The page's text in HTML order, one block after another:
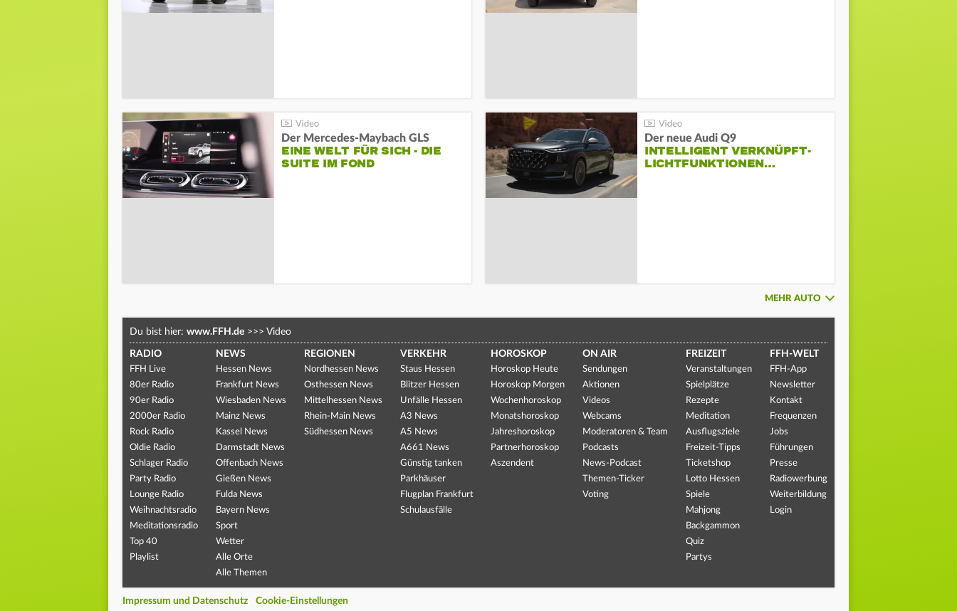
Der Mercedes‑Maybach GLS
EINE WELT FÜR SICH - DIE
SUITE IM FOND
Der neue Audi Q9
INTELLIGENT VERKNÜPFT-
LICHTFUNKTIONEN…
MEHR AUTO
Du bist hier: www.FFH.de >>> Video
RADIO
FFH Live
80er Radio
90er Radio
2000er Radio
Rock Radio
Oldie Radio
Schlager Radio
Party Radio
Lounge Radio
Weihnachtsradio
Meditationsradio
Top 40
Playlist
NEWS
Hessen News
Frankfurt News
Wiesbaden News
Mainz News
Kassel News
Darmstadt News
Offenbach News
Gießen News
Fulda News
Bayern News
Sport
Wetter
Alle Orte
Alle Themen
REGIONEN
Nordhessen News
Osthessen News
Mittelhessen News
Rhein-Main News
Südhessen News
VERKEHR
Staus Hessen
Blitzer Hessen
Unfälle Hessen
A3 News
A5 News
A661 News
Günstig tanken
Parkhäuser
Flugplan Frankfurt
Schulausfälle
HOROSKOP
Horoskop Heute
Horoskop Morgen
Wochenhoroskop
Monatshoroskop
Jahreshoroskop
Partnerhoroskop
Aszendent
ON AIR
Sendungen
Aktionen
Videos
Webcams
Moderatoren & Team
Podcasts
News-Podcast
Themen-Ticker
Voting
FREIZEIT
Veranstaltungen
Spielplätze
Rezepte
Meditation
Ausflugsziele
Freizeit-Tipps
Ticketshop
Lotto Hessen
Spiele
Mahjong
Backgammon
Quiz
Partys
FFH-WELT
FFH-App
Newsletter
Kontakt
Frequenzen
Jobs
Führungen
Presse
Radiowerbung
Weiterbildung
Login
Impressum und Datenschutz Cookie-Einstellungen